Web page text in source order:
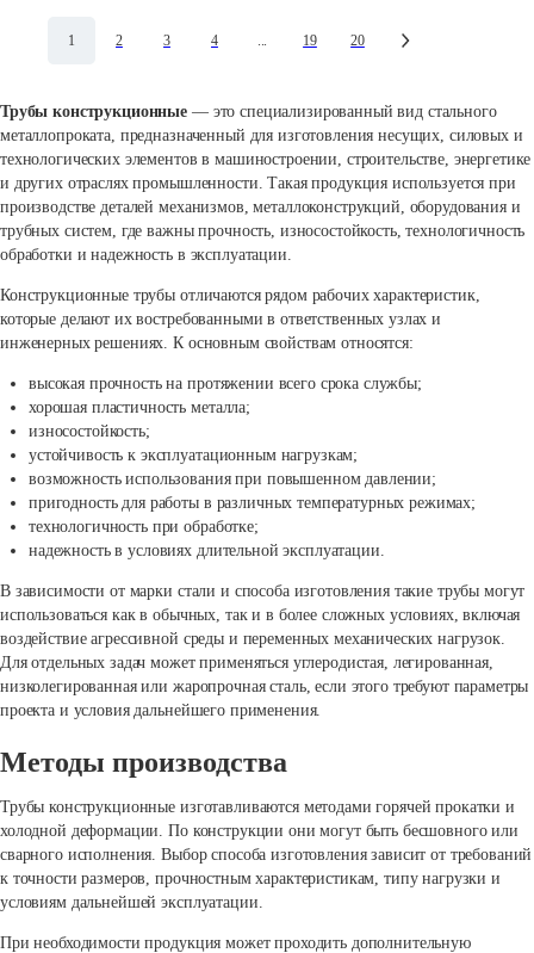
1 2 3 4 ... 19 20
Трубы конструкционные — это специализированный вид стального
металлопроката, предназначенный для изготовления несущих, силовых и
технологических элементов в машиностроении, строительстве, энергетике
и других отраслях промышленности. Такая продукция используется при
производстве деталей механизмов, металлоконструкций, оборудования и
трубных систем, где важны прочность, износостойкость, технологичность
обработки и надежность в эксплуатации.
Конструкционные трубы отличаются рядом рабочих характеристик,
которые делают их востребованными в ответственных узлах и
инженерных решениях. К основным свойствам относятся:
высокая прочность на протяжении всего срока службы;
хорошая пластичность металла;
износостойкость;
устойчивость к эксплуатационным нагрузкам;
возможность использования при повышенном давлении;
пригодность для работы в различных температурных режимах;
технологичность при обработке;
надежность в условиях длительной эксплуатации.
В зависимости от марки стали и способа изготовления такие трубы могут
использоваться как в обычных, так и в более сложных условиях, включая
воздействие агрессивной среды и переменных механических нагрузок.
Для отдельных задач может применяться углеродистая, легированная,
низколегированная или жаропрочная сталь, если этого требуют параметры
проекта и условия дальнейшего применения.
Методы производства
Трубы конструкционные изготавливаются методами горячей прокатки и
холодной деформации. По конструкции они могут быть бесшовного или
сварного исполнения. Выбор способа изготовления зависит от требований
к точности размеров, прочностным характеристикам, типу нагрузки и
условиям дальнейшей эксплуатации.
При необходимости продукция может проходить дополнительную